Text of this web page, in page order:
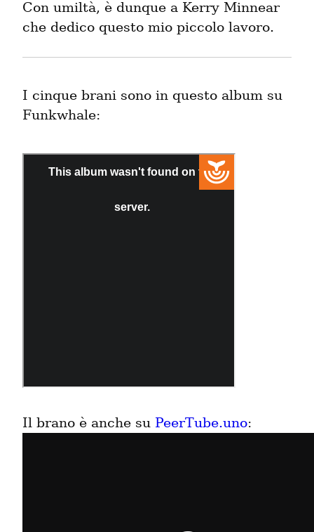
Con umiltà, è dunque a Kerry Minnear
che dedico questo mio piccolo lavoro.
I cinque brani sono in questo album su
Funkwhale:
Il brano è anche su PeerTube.uno: